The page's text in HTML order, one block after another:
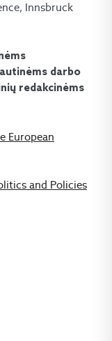
Innsbruck
darbo
redakcinėms
European
and Policies